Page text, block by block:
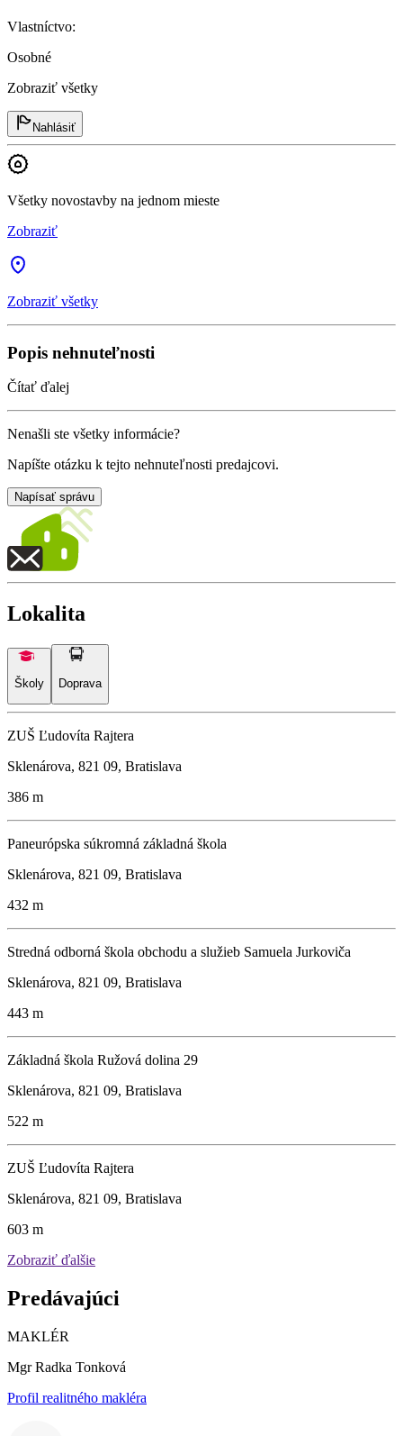
Vlastníctvo:
Osobné
Zobraziť všetky
Nahlásiť
Všetky novostavby na jednom mieste
Zobraziť
Zobraziť všetky
Popis nehnuteľnosti
Čítať ďalej
Nenašli ste všetky informácie?
Napíšte otázku k tejto nehnuteľnosti predajcovi.
Napísať správu
Lokalita
Školy Doprava
ZUŠ Ľudovíta Rajtera
Sklenárova, 821 09, Bratislava
386 m
Paneurópska súkromná základná škola
Sklenárova, 821 09, Bratislava
432 m
Stredná odborná škola obchodu a služieb Samuela Jurkoviča
Sklenárova, 821 09, Bratislava
443 m
Základná škola Ružová dolina 29
Sklenárova, 821 09, Bratislava
522 m
ZUŠ Ľudovíta Rajtera
Sklenárova, 821 09, Bratislava
603 m
Zobraziť ďalšie
Predávajúci
MAKLÉR
Mgr Radka Tonková
Profil realitného makléra